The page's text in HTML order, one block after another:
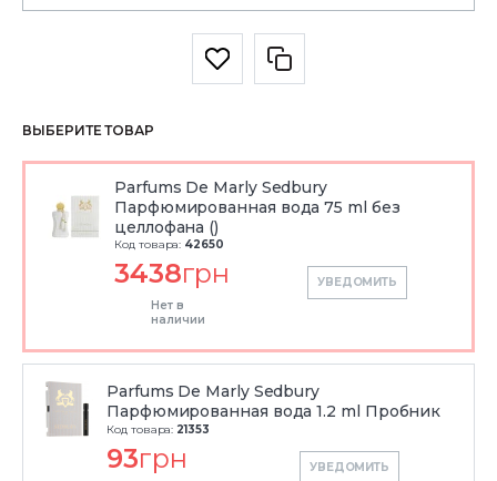
ВЫБЕРИТЕ ТОВАР
Parfums De Marly Sedbury
Парфюмированная вода 75 ml без
целлофана ()
Код товара: 42650
3438грн
Нет в
наличии
УВЕДОМИТЬ
Parfums De Marly Sedbury
Парфюмированная вода 1.2 ml Пробник
Код товара: 21353
93грн УВЕДОМИТЬ